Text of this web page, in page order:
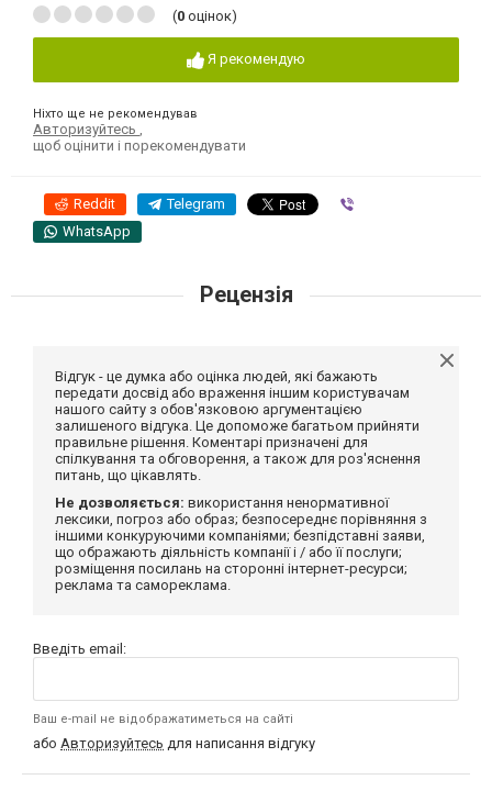
(0 оцінок)
Я рекомендую
Ніхто ще не рекомендував
Авторизуйтесь
щоб оцінити і порекомендувати
Reddit Telegram
WhatsApp
Рецензія
Відгук - це думка або оцінка людей, які бажають
передати досвід або враження іншим користувачам
нашого сайту з обов'язковою аргументацією
залишеного відгука. Це допоможе багатьом прийняти
правильне рішення. Коментарі призначені для
спілкування та обговорення, а також для роз'яснення
питань, що цікавлять.
Не дозволяється: використання ненормативної
лексики, погроз або образ; безпосереднє порівняння з
іншими конкуруючими компаніями; безпідставні заяви,
що ображають діяльність компанії і / або її послуги;
розміщення посилань на сторонні інтернет-ресурси;
реклама та самореклама.
Введіть email:
Ваш e-mail не відображатиметься на сайті
або Авторизуйтесь для написання відгуку